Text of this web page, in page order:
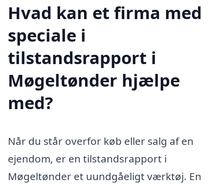
Hvad kan et firma med
speciale i
tilstandsrapport i
Møgeltønder hjælpe
med?
Når du står overfor køb eller salg af en
ejendom, er en tilstandsrapport i
Møgeltønder et uundgåeligt værktøj. En